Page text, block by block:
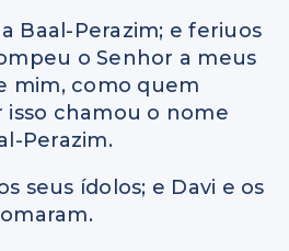
Baal-Perazim; e feriuos
o Senhor a meus
mim, como quem
isso chamou o nome
Perazim.
seus ídolos; e Davi e os